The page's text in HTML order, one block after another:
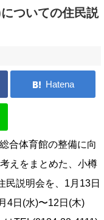
ついての住民説
合体育館の整備に向
えをまとめた、小樽
民説明会を、1月13日
4日(水)〜12日(木)